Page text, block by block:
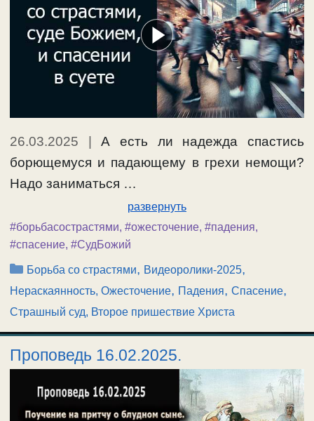
26.03.2025 |А есть ли надежда спастись
борющемуся и падающему в грехи немощи?
Надо заниматься …
развернуть
#борьбасострастями, #ожесточение, #падения,
#спасение, #СудБожий
Рубрики
Борьба со страстями, Видеоролики-2025,
Нераскаянность, Ожесточение, Падения, Спасение,
Страшный суд, Второе пришествие Христа
Проповедь 16.02.2025.